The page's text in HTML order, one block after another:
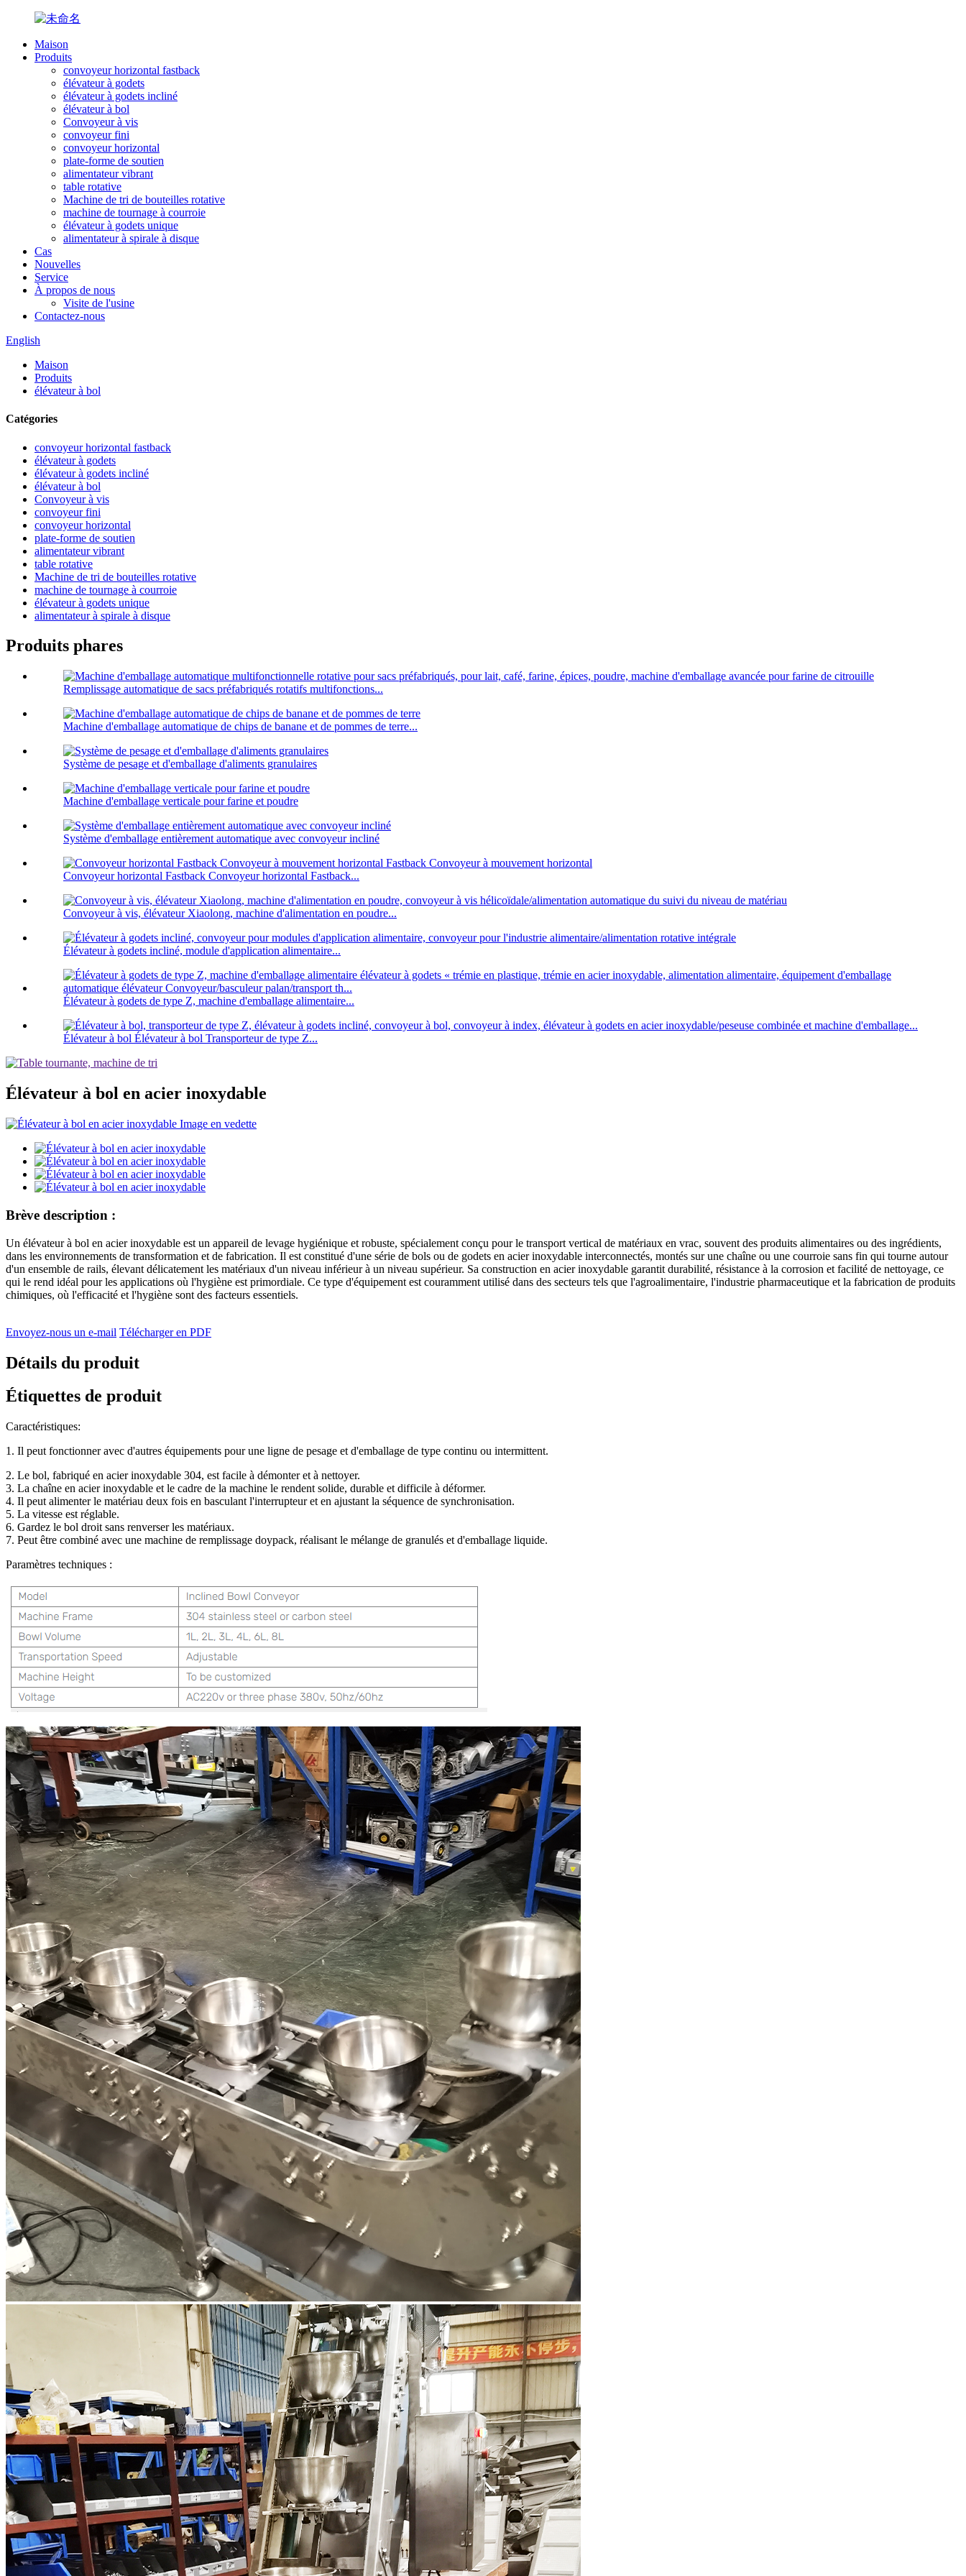
Maison
Produits
convoyeur horizontal fastback
élévateur à godets
élévateur à godets incliné
élévateur à bol
Convoyeur à vis
convoyeur fini
convoyeur horizontal
plate-forme de soutien
alimentateur vibrant
table rotative
Machine de tri de bouteilles rotative
machine de tournage à courroie
élévateur à godets unique
alimentateur à spirale à disque
Cas
Nouvelles
Service
À propos de nous
Visite de l'usine
Contactez-nous
English
Maison
Produits
élévateur à bol
Catégories
convoyeur horizontal fastback
élévateur à godets
élévateur à godets incliné
élévateur à bol
Convoyeur à vis
convoyeur fini
convoyeur horizontal
plate-forme de soutien
alimentateur vibrant
table rotative
Machine de tri de bouteilles rotative
machine de tournage à courroie
élévateur à godets unique
alimentateur à spirale à disque
Produits phares
Remplissage automatique de sacs préfabriqués rotatifs multifonctions...
Machine d'emballage automatique de chips de banane et de pommes de terre...
Système de pesage et d'emballage d'aliments granulaires
Machine d'emballage verticale pour farine et poudre
Système d'emballage entièrement automatique avec convoyeur incliné
Convoyeur horizontal Fastback Convoyeur horizontal Fastback...
Convoyeur à vis, élévateur Xiaolong, machine d'alimentation en poudre...
Élévateur à godets incliné, module d'application alimentaire...
Élévateur à godets de type Z, machine d'emballage alimentaire...
Élévateur à bol Élévateur à bol Transporteur de type Z...
Élévateur à bol en acier inoxydable
Brève description :
Un élévateur à bol en acier inoxydable est un appareil de levage hygiénique et robuste, spécialement conçu pour le transport vertical de matériaux en vrac, souvent des produits alimentaires ou des ingrédients,
dans les environnements de transformation et de fabrication. Il est constitué d'une série de bols ou de godets en acier inoxydable interconnectés, montés sur une chaîne ou une courroie sans fin qui tourne autour
d'un ensemble de rails, élevant délicatement les matériaux d'un niveau inférieur à un niveau supérieur. Sa construction en acier inoxydable garantit durabilité, résistance à la corrosion et facilité de nettoyage, ce
qui le rend idéal pour les applications où l'hygiène est primordiale. Ce type d'équipement est couramment utilisé dans des secteurs tels que l'agroalimentaire, l'industrie pharmaceutique et la fabrication de produits
chimiques, où l'efficacité et l'hygiène sont des facteurs essentiels.
Envoyez-nous un e-mail Télécharger en PDF
Détails du produit
Étiquettes de produit
Caractéristiques:
1. Il peut fonctionner avec d'autres équipements pour une ligne de pesage et d'emballage de type continu ou intermittent.
2. Le bol, fabriqué en acier inoxydable 304, est facile à démonter et à nettoyer.
3. La chaîne en acier inoxydable et le cadre de la machine le rendent solide, durable et difficile à déformer.
4. Il peut alimenter le matériau deux fois en basculant l'interrupteur et en ajustant la séquence de synchronisation.
5. La vitesse est réglable.
6. Gardez le bol droit sans renverser les matériaux.
7. Peut être combiné avec une machine de remplissage doypack, réalisant le mélange de granulés et d'emballage liquide.
Paramètres techniques :